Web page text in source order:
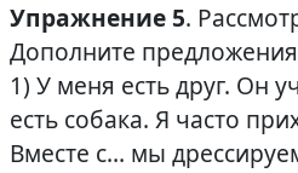
Упражнение 5.
Дополните
1) У меня есть друг. Он
есть собака. Я часто
Вместе с… мы